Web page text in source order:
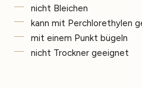
nicht Bleichen
kann mit Perchlorethylen
mit einem Punkt bügeln
nicht Trockner geeignet